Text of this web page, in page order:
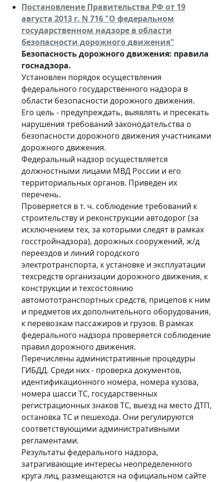
Постановление Правительства РФ от 19
августа 2013 г. N 716 "О федеральном
государственном надзоре в области
безопасности дорожного движения"
Безопасность дорожного движения: правила
госнадзора.
Установлен порядок осуществления
федерального государственного надзора в
области безопасности дорожного движения.
Его цель - предупреждать, выявлять и пресекать
нарушения требований законодательства о
безопасности дорожного движения участниками
дорожного движения.
Федеральный надзор осуществляется
должностными лицами МВД России и его
территориальных органов. Приведен их
перечень.
Проверяется в т. ч. соблюдение требований к
строительству и реконструкции автодорог (за
исключением тех, за которыми следят в рамках
госстройнадзора), дорожных сооружений, ж/д
переездов и линий городского
электротранспорта, к установке и эксплуатации
техсредств организации дорожного движения, к
конструкции и техсостоянию
автомототранспортных средств, прицепов к ним
и предметов их дополнительного оборудования,
к перевозкам пассажиров и грузов. В рамках
федерального надзора проверяется соблюдение
правил дорожного движения.
Перечислены административные процедуры
ГИБДД. Среди них - проверка документов,
идентификационного номера, номера кузова,
номера шасси ТС, государственных
регистрационных знаков ТС, выезд на место ДТП,
остановка ТС и пешехода. Они регулируются
соответствующими административными
регламентами.
Результаты федерального надзора,
затрагивающие интересы неопределенного
круга лиц, размещаются на официальном сайте